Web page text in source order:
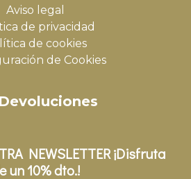
Aviso legal
de privacidad
de cookies
de Cookies
Devoluciones
NEWSLETTER ¡Disfruta
un 10% dto.!